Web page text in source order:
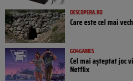
DESCOPERA.RO
Care este cel mai
GO4GAMES
Cel mai așteptat joc
Netflix